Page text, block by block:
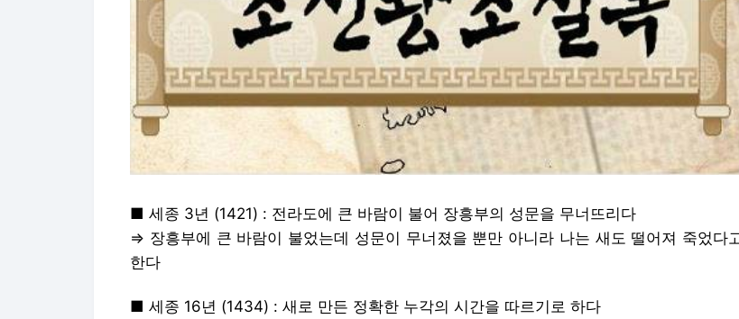
■ 세종 3년 (1421) : 전라도에 큰 바람이 불어 장흥부의 성문을 무너뜨리다
⇒ 장흥부에 큰 바람이 불었는데 성문이 무너졌을 뿐만 아니라 나는 새도 떨어져 죽었다고
한다
■ 세종 16년 (1434) : 새로 만든 정확한 누각의 시간을 따르기로 하다
■ 숙종 37년 (1711) : 효녀와 열녀로 부역이 면제된 자 중 자식이 없으면 3년으로 한정
이라고 말하다